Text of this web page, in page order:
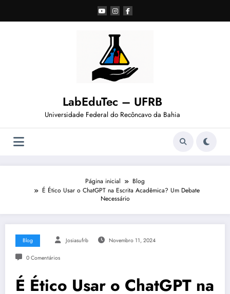
o
LabEduTec – UFRB
Universidade Federal do Recôncavo da Bahia
Página inicial
Blog
É Ético Usar o ChatGPT na Escrita Acadêmica? Um Debate
Necessário
Blog Josiasufrb Novembro 11, 2024
0 Comentários
É Ético Usar o ChatGPT na